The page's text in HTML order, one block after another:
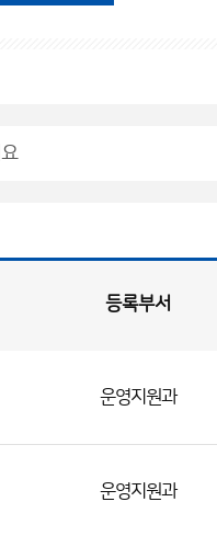
등록부서
운영지원과
운영지원과